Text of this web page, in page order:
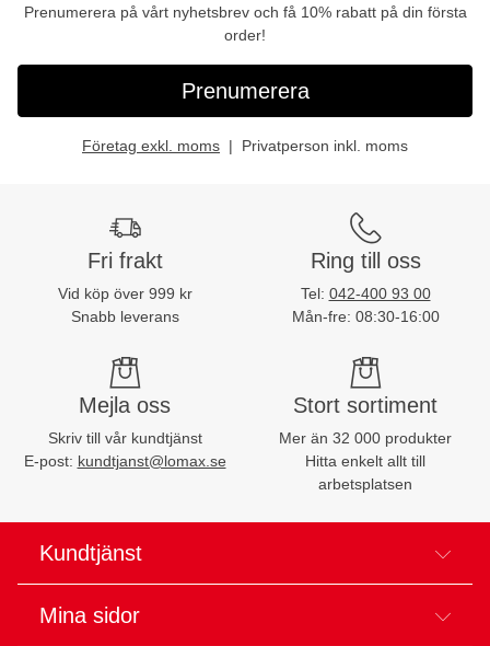
Prenumerera på vårt nyhetsbrev och få 10% rabatt på din första
order!
Prenumerera
Företag exkl. moms Privatperson inkl. moms
Fri frakt
Vid köp över 999 kr
Snabb leverans
Ring till oss
Tel: 042-400 93 00
Mån-fre: 08:30-16:00
Mejla oss
Skriv till vår kundtjänst
E-post: kundtjanst@lomax.se
Stort sortiment
Mer än 32 000 produkter
Hitta enkelt allt till
arbetsplatsen
Kundtjänst
Mina sidor